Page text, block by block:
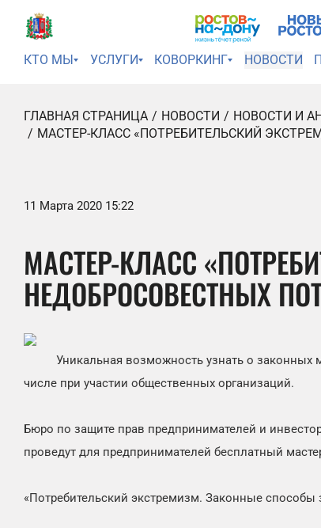
КТО МЫ УСЛУГИ КОВОРКИНГ НОВОСТИ
ГЛАВНАЯ СТРАНИЦА НОВОСТИ
НОВОСТИ И
МАСТЕР-КЛАСС «ПОТРЕБИТЕЛЬСКИЙ
11 Марта 2020 15:22
МАСТЕР-КЛАСС
НЕДОБРОСОВЕСТНЫХ
Уникальная возможность узнать о законных
числе при участии общественных организаций.
Бюро по защите прав предпринимателей и
проведут для предпринимателей бесплатный
«Потребительский экстремизм. Законные